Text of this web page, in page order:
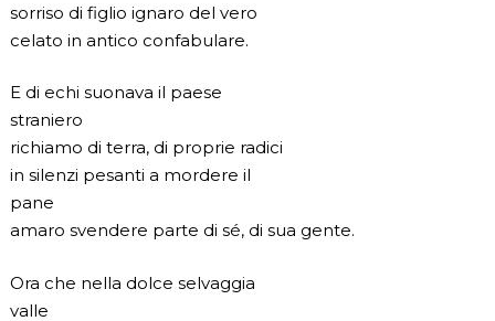
sorriso di figlio ignaro del vero
celato in antico confabulare.
E di echi suonava il paese
straniero
richiamo di terra, di proprie radici
in silenzi pesanti a mordere il
pane
amaro svendere parte di sé, di sua gente.
Ora che nella dolce selvaggia
valle